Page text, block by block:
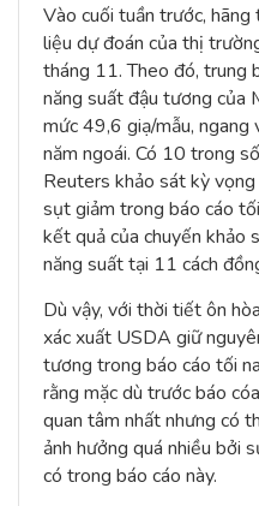
Vào cuối tuần trước,
liệu dự đoán của thị
tháng 11. Theo đó, trung
năng suất đậu tương của
mức 49,6 giạ/mẫu,
năm ngoái. Có 10 trong
Reuters khảo sát kỳ
sụt giảm trong báo cáo
kết quả của chuyến khảo
năng suất tại 11 cách
Dù vậy, với thời tiết ôn
xác xuất USDA giữ
tương trong báo cáo tối
rằng mặc dù trước báo
quan tâm nhất nhưng có
ảnh hưởng quá nhiều bởi
có trong báo cáo này.